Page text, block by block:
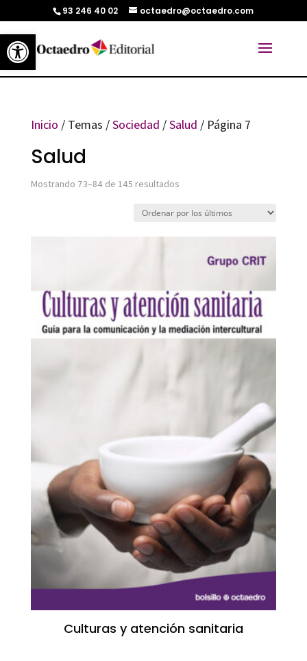
Abrir barra de herramientas
93 246 40 02 octaedro@octaedro.com
Inicio / Temas /Sociedad /Salud / Página 7
Salud
Mostrando 73–84 de 145 resultadosOrdenado
Culturas y atención sanitaria